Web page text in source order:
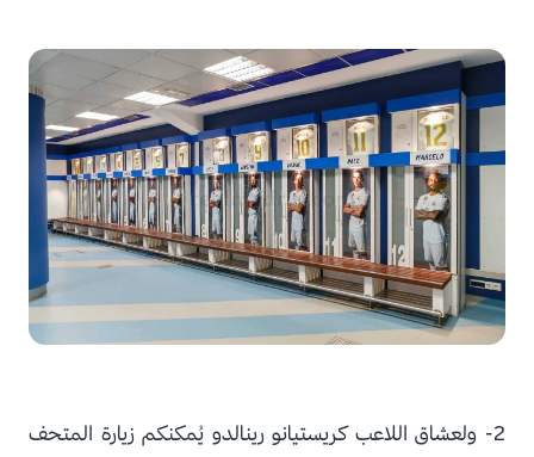
2- ولعشاق اللاعب كريستيانو رينالدو يُمكنكم زيارة المتحف